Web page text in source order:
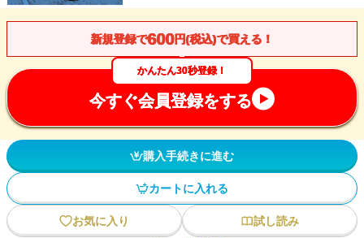
新規登録で600円(税込)で買える！
かんたん30秒登録！
今すぐ会員登録をする
購入手続きに進む
カートに入れる
お気に入り
試し読み